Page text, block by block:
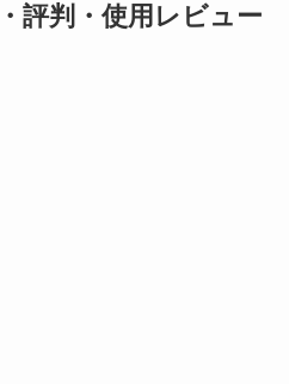
評判・使用レビュー